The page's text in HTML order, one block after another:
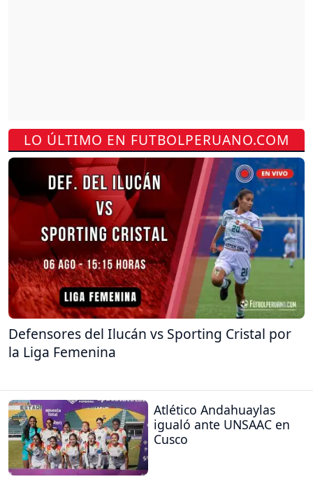
LO ÚLTIMO EN FUTBOLPERUANO.COM
Defensores del Ilucán vs Sporting Cristal por
la Liga Femenina
Atlético Andahuaylas
igualó ante UNSAAC en
Cusco